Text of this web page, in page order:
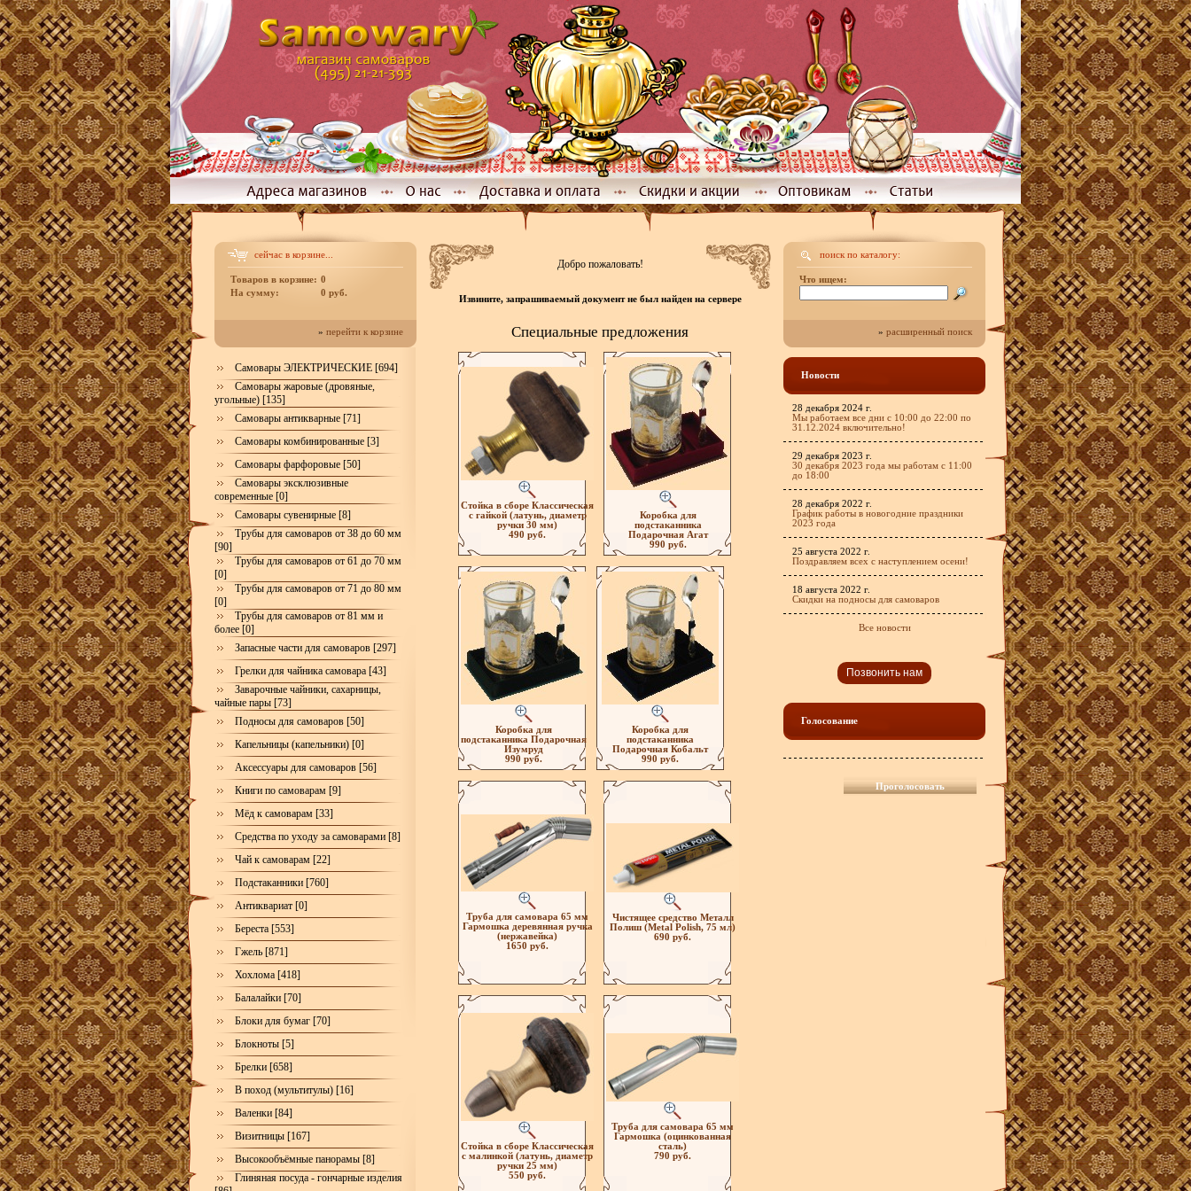
сейчас в корзине...
Товаров в корзине: 0
На сумму:
0 руб.
» перейти к корзине
Самовары ЭЛЕКТРИЧЕСКИЕ [694]
Самовары жаровые (дровяные,
угольные) [135]
Самовары антикварные [71]
Самовары комбинированные [3]
Самовары фарфоровые [50]
Самовары эксклюзивные
современные [0]
Самовары сувенирные [8]
Трубы для самоваров от 38 до 60 мм
[90]
Трубы для самоваров от 61 до 70 мм
[0]
Трубы для самоваров от 71 до 80 мм
[0]
Трубы для самоваров от 81 мм и
более [0]
Запасные части для самоваров [297]
Грелки для чайника самовара [43]
Заварочные чайники, сахарницы,
чайные пары [73]
Подносы для самоваров [50]
Капельницы (капельники) [0]
Аксессуары для самоваров [56]
Книги по самоварам [9]
Мёд к самоварам [33]
Средства по уходу за самоварами [8]
Чай к самоварам [22]
Подстаканники [760]
Антиквариат [0]
Береста [553]
Гжель [871]
Хохлома [418]
Балалайки [70]
Блоки для бумаг [70]
Блокноты [5]
Брелки [658]
В поход (мультитулы) [16]
Валенки [84]
Визитницы [167]
Высокообъёмные панорамы [8]
Глиняная посуда - гончарные изделия
Добро пожаловать!
Извините, запрашиваемый документ не был найден на сервере
Специальные предложения
Стойка в сборе Классическая
с гайкой (латунь, диаметр
ручки 30 мм)
490 руб.
Коробка для
подстаканника
Подарочная Агат
990 руб.
Коробка для
подстаканника Подарочная
Изумруд
990 руб.
Коробка для
подстаканника
Подарочная Кобальт
990 руб.
Труба для самовара 65 мм
Гармошка деревянная ручка
(нержавейка)
1650 руб.
Чистящее средство Металл
Полиш (Metal Polish, 75 мл)
690 руб.
Стойка в сборе Классическая
с малинкой (латунь, диаметр
ручки 25 мм)
550 руб.
Труба для самовара 65 мм
Гармошка (оцинкованная
сталь)
790 руб.
поиск по каталогу:
Что ищем:
» расширенный поиск
Новости
28 декабря 2024 г.
Мы работаем все дни с 10:00 до 22:00 по
31.12.2024 включительно!
29 декабря 2023 г.
30 декабря 2023 года мы работам с 11:00
до 18:00
28 декабря 2022 г.
График работы в новогодние праздники
2023 года
25 августа 2022 г.
Поздравляем всех с наступлением осени!
18 августа 2022 г.
Скидки на подносы для самоваров
Все новости
Позвонить нам
Голосование